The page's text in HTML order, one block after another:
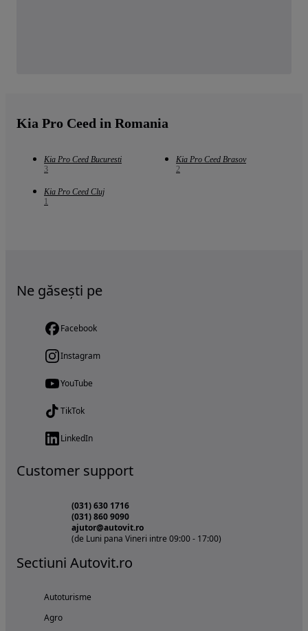
Kia Pro Ceed in Romania
Kia Pro Ceed Bucuresti
3
Kia Pro Ceed Brasov
2
Kia Pro Ceed Cluj
1
Ne găsești pe
Facebook
Instagram
YouTube
TikTok
LinkedIn
Customer support
(031) 630 1716
(031) 860 9090
ajutor@autovit.ro
(de Luni pana Vineri intre 09:00 - 17:00)
Sectiuni Autovit.ro
Autoturisme
Agro